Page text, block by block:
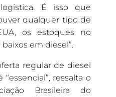
É isso que
qualquer tipo de
os estoques no
em diesel”.
regular de diesel
ressalta o
Brasileira do